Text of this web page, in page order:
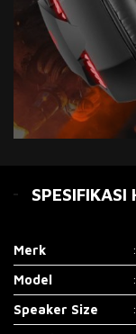
SPESIFIKASI
Merk
Model
Speaker Size